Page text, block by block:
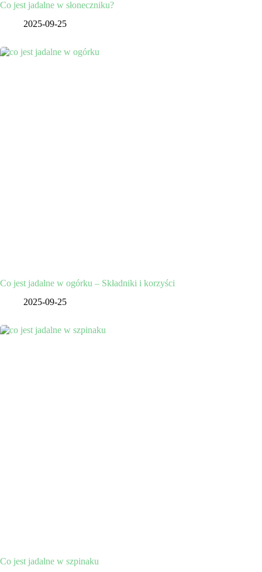
Co jest jadalne w słoneczniku?
2025-09-25
Co jest jadalne w ogórku – Składniki i korzyści
2025-09-25
Co jest jadalne w szpinaku